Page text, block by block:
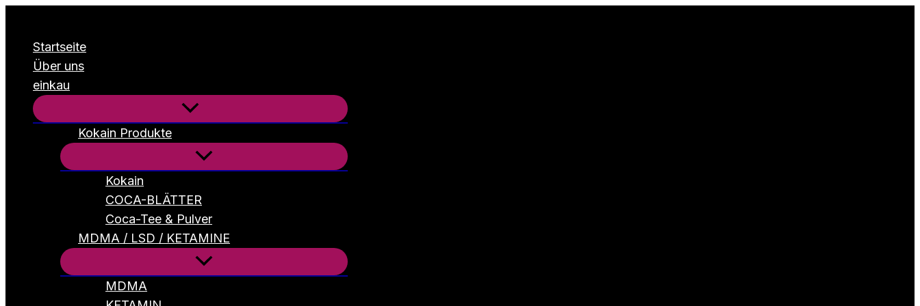
springen
Startseite
Über uns
einkau
Kokain Produkte
Kokain
COCA-BLÄTTER
Coca-Tee & Pulver
MDMA / LSD / KETAMINE
MDMA